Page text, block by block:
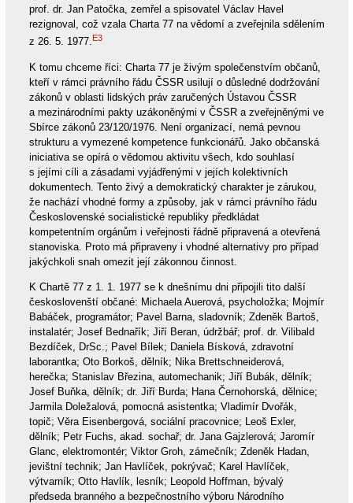
prof. dr. Jan Patočka, zemřel a spisovatel Václav Havel
rezignoval, což vzala Charta 77 na vědomí a zveřejnila sdělením
z 26. 5. 1977. E3
K tomu chceme říci: Charta 77 je živým společenstvím občanů,
kteří v rámci právního řádu ČSSR usilují o důsledné dodržování
zákonů v oblasti lidských práv zaručených Ústavou ČSSR
a mezinárodními pakty uzákoněnými v ČSSR a zveřejněnými ve
Sbírce zákonů 23/120/1976. Není organizací, nemá pevnou
strukturu a vymezené kompetence funkcionářů. Jako občanská
iniciativa se opírá o vědomou aktivitu všech, kdo souhlasí
s jejími cíli a zásadami vyjádřenými v jejích kolektivních
dokumentech. Tento živý a demokratický charakter je zárukou,
že nachází vhodné formy a způsoby, jak v rámci právního řádu
Československé socialistické republiky předkládat
kompetentním orgánům i veřejnosti řádně připravená a otevřená
stanoviska. Proto má připraveny i vhodné alternativy pro případ
jakýchkoli snah omezit její zákonnou činnost.
K Chartě 77 z 1. 1. 1977 se k dnešnímu dni připojili tito další
českoslovenští občané: Michaela Auerová, psycholožka; Mojmír
Babáček, programátor; Pavel Barna, sladovník; Zdeněk Bartoš,
instalatér; Josef Bednařík; Jiří Beran, údržbář; prof. dr. Vilibald
Bezdíček, DrSc.; Pavel Bílek; Daniela Bísková, zdravotní
laborantka; Oto Borkoš, dělník; Nika Brettschneiderová,
herečka; Stanislav Březina, automechanik; Jiří Bubák, dělník;
Josef Buňka, dělník; dr. Jiří Burda; Hana Černohorská, dělnice;
Jarmila Doležalová, pomocná asistentka; Vladimír Dvořák,
topič; Věra Eisenbergová, sociální pracovnice; Leoš Exler,
dělník; Petr Fuchs, akad. sochař; dr. Jana Gajzlerová; Jaromír
Glanc, elektromontér; Viktor Groh, zámečník; Zdeněk Hadan,
jevištní technik; Jan Havlíček, pokrývač; Karel Havlíček,
výtvarník; Otto Havlík, lesník; Leopold Hoffman, bývalý
předseda branného a bezpečnostního výboru Národního